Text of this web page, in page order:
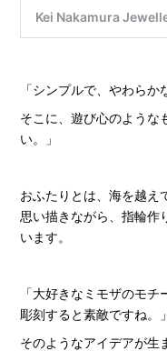
「シンプルで、やわらか
そこに、遊び心のような
い。」
おふたりとは、海を越え
思い描きながら、指輪作
います。
「大好きなミモザのモ
彫刻すると素敵ですね。」
そのようなアイデアが生